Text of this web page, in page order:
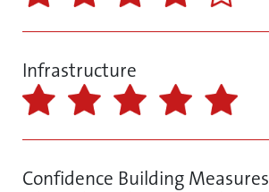
Infrastructure
Confidence Building Measures